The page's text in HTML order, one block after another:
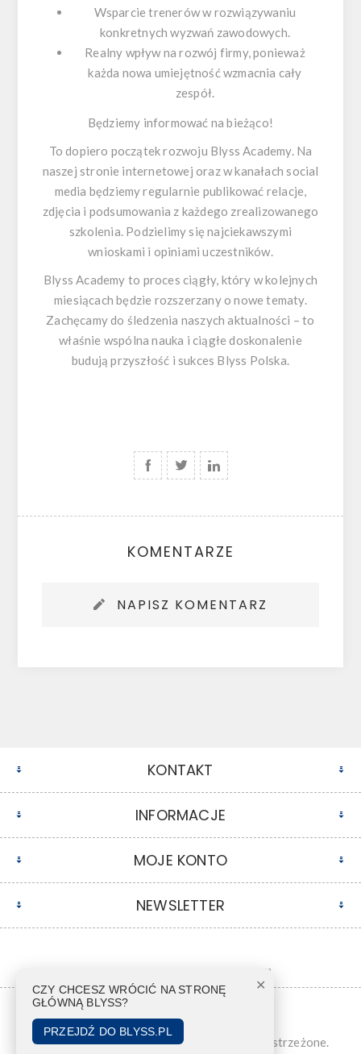
Wsparcie trenerów w rozwiązywaniu
konkretnych wyzwań zawodowych.
Realny wpływ na rozwój firmy, ponieważ
każda nowa umiejętność wzmacnia cały
zespół.
Będziemy informować na bieżąco!
To dopiero początek rozwoju Blyss Academy. Na
naszej stronie internetowej oraz w kanałach social
media będziemy regularnie publikować relacje,
zdjęcia i podsumowania z każdego zrealizowanego
szkolenia. Podzielimy się najciekawszymi
wnioskami i opiniami uczestników.
Blyss Academy to proces ciągły, który w kolejnych
miesiącach będzie rozszerzany o nowe tematy.
Zachęcamy do śledzenia naszych aktualności – to
właśnie wspólna nauka i ciągłe doskonalenie
budują przyszłość i sukces Blyss Polska.
KOMENTARZE
NAPISZ KOMENTARZ
KONTAKT
INFORMACJE
MOJE KONTO
NEWSLETTER
Copyright © 2026 Blyss. Wszelkie prawa zastrzeżone.
✕
CZY CHCESZ WRÓCIĆ NA STRONĘ
GŁÓWNĄ BLYSS?
PRZEJDŹ DO BLYSS.PL